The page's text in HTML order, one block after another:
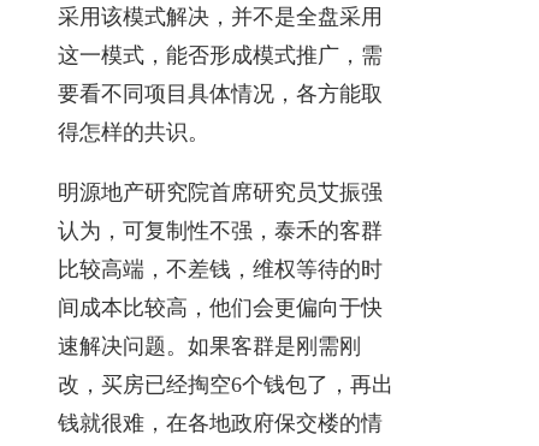
采用该模式解决，并不是全盘采用
这一模式，能否形成模式推广，需
要看不同项目具体情况，各方能取
得怎样的共识。
明源地产研究院首席研究员艾振强
认为，可复制性不强，泰禾的客群
比较高端，不差钱，维权等待的时
间成本比较高，他们会更偏向于快
速解决问题。如果客群是刚需刚
改，买房已经掏空6个钱包了，再出
钱就很难，在各地政府保交楼的情